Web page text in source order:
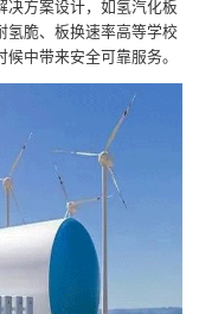
决方案设计，如氢汽化板
氢脆、板换速率高等学校
中带来安全可靠服务。